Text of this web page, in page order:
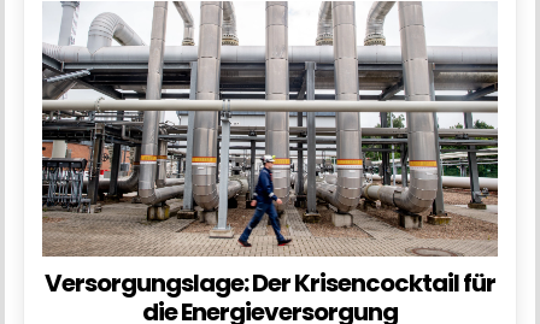
Versorgungslage: Der Krisencocktail für
die Energieversorgung